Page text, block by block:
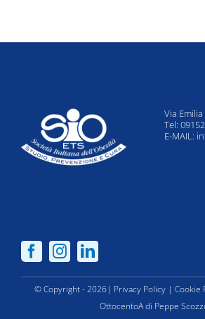
Via
Tel:
E-MAIL:
© Copyright - 2026| Privacy Policy | Cookie
OttocentoA di Peppe